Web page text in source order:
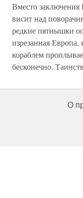
Вместо
висит над
редкие пятнышки
изрезанная
кораблем
бесконечно.
О